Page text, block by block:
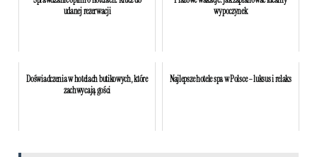
udanej rezerwacji
wypoczynek
Doświadczenia w hotelach butikowych, które
zachwycają gości
Najlepsze hotele spa w Polsce – luksus i relaks